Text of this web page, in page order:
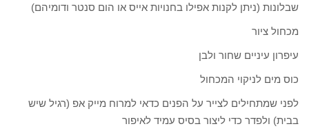
שבלונות (ניתן לקנות אפילו בחנויות אייס או הום סנטר ודומיהם)
מכחול ציור
עיפרון עיניים שחור ולבן
כוס מים לניקוי המכחול
לפני שמתחילים לצייר על הפנים כדאי למרוח מייק אפ (רגיל שיש
בבית) ולפדר כדי ליצור בסיס עמיד לאיפור